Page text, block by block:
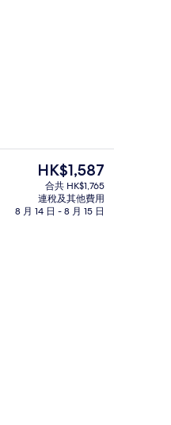
家庭客房, 海景 | 迷你吧、房內夾萬、
現
價
HK$1,587
HK$1,587
合共 HK$1,765
連稅及其他費用
8 月 14 日 - 8 月 15 日